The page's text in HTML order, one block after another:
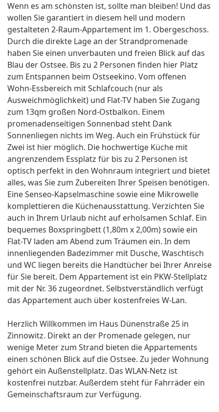
Wenn es am schönsten ist, sollte man bleiben! Und das
wollen Sie garantiert in diesem hell und modern
gestalteten 2-Raum-Appartement im 1. Obergeschoss.
Durch die direkte Lage an der Strandpromenade
haben Sie einen unverbauten und freien Blick auf das
Blau der Ostsee. Bis zu 2 Personen finden hier Platz
zum Entspannen beim Ostseekino. Vom offenen
Wohn-Essbereich mit Schlafcouch (nur als
Ausweichmöglichkeit) und Flat-TV haben Sie Zugang
zum 13qm großen Nord-Ostbalkon. Einem
promenadenseitigen Sonnenbad steht Dank
Sonnenliegen nichts im Weg. Auch ein Frühstück für
Zwei ist hier möglich. Die hochwertige Küche mit
angrenzendem Essplatz für bis zu 2 Personen ist
optisch perfekt in den Wohnraum integriert und bietet
alles, was Sie zum Zubereiten Ihrer Speisen benötigen.
Eine Senseo-Kapselmaschine sowie eine Mikrowelle
komplettieren die Küchenausstattung. Verzichten Sie
auch in Ihrem Urlaub nicht auf erholsamen Schlaf. Ein
bequemes Boxspringbett (1,80m x 2,00m) sowie ein
Flat-TV laden am Abend zum Träumen ein. In dem
innenliegenden Badezimmer mit Dusche, Waschtisch
und WC liegen bereits die Handtücher bei Ihrer Anreise
für Sie bereit. Dem Appartement ist ein PKW-Stellplatz
mit der Nr. 36 zugeordnet. Selbstverständlich verfügt
das Appartement auch über kostenfreies W-Lan.
Herzlich Willkommen im Haus Dünenstraße 25 in
Zinnowitz. Direkt an der Promenade gelegen, nur
wenige Meter zum Strand bieten die Appartements
einen schönen Blick auf die Ostsee. Zu jeder Wohnung
gehört ein Außenstellplatz. Das WLAN-Netz ist
kostenfrei nutzbar. Außerdem steht für Fahrräder ein
Gemeinschaftsraum zur Verfügung.